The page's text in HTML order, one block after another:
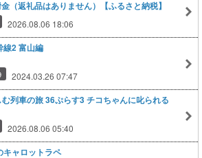
（返礼品はありません）【ふるさと納税】
2026.08.06 18:06
線2 富山編
2024.03.26 07:47
👂️ 個室で楽しむ列車の旅 36ぷらす3 チコちゃんに叱られる
2026.08.06 05:40
キャロットラペ